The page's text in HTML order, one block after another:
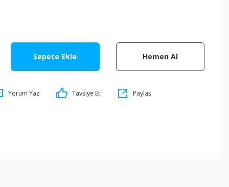
Sepete Ekle Hemen Al
Yorum Yaz Tavsiye Et Paylaş